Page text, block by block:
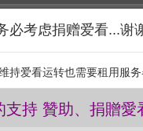
需要您的支持 贊
2. 点击捐赠
必考虑捐赠爱看...谢
持爱看运转也需要租用服
贊助、捐贈愛看